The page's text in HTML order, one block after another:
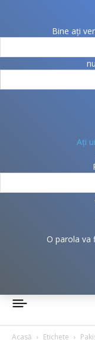
Bine ați
Ați
O parola va
Acasă Etichete